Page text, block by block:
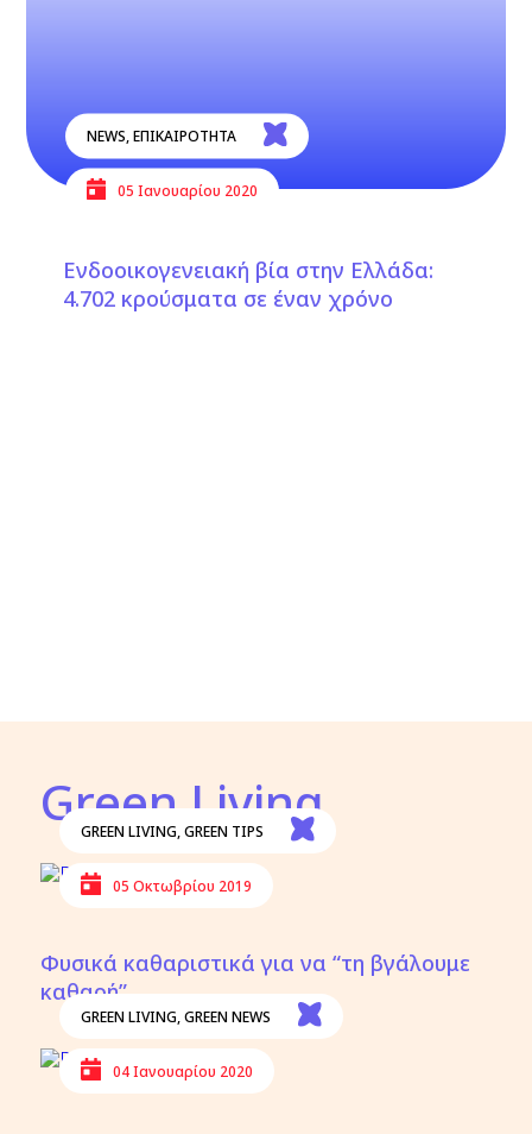
NEWS,ΕΠΙΚΑΙΡΟΤΗΤΑ
05 Ιανουαρίου 2020
Ενδοοικογενειακή βία στην Ελλάδα:
4.702 κρούσματα σε έναν χρόνο
Green Living
GREEN LIVING,GREEN TIPS
05 Οκτωβρίου 2019
Φυσικά καθαριστικά για να “τη βγάλουμε
καθαρή”
GREEN LIVING,GREEN NEWS
04 Ιανουαρίου 2020